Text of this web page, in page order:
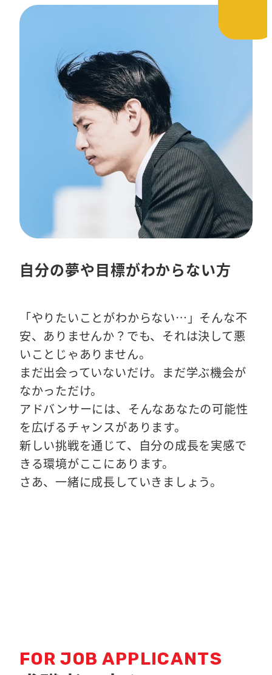
自分の夢や目標がわからない方
「やりたいことがわからない…」そんな不
安、ありませんか？ でも、それは決して悪
いことじゃありません。
まだ出会っていないだけ。まだ学ぶ機会が
なかっただけ。
アドバンサーには、そんなあなたの可能性
を広げるチャンスがあります。
新しい挑戦を通じて、自分の成長を実感で
きる環境がここにあります。
さあ、一緒に成長していきましょう。
FOR JOB APPLICANTS